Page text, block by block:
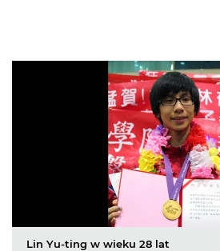
Lin Yu-ting w wieku 28 lat